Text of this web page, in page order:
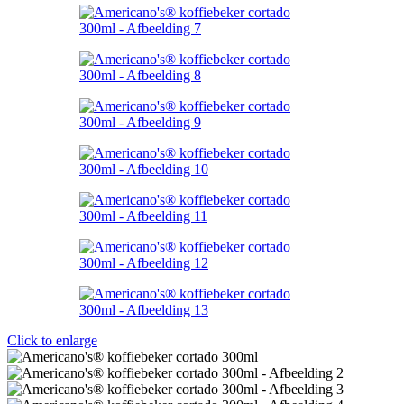
Click to enlarge